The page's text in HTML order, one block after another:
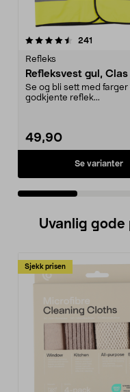
241
Refleks
Refleksvest gul,
Se og bli sett med farger
godkjente reflek...
49,90
Se varianter
4.5 av 5 stjerner
Uvanlig
Sjekk prisen